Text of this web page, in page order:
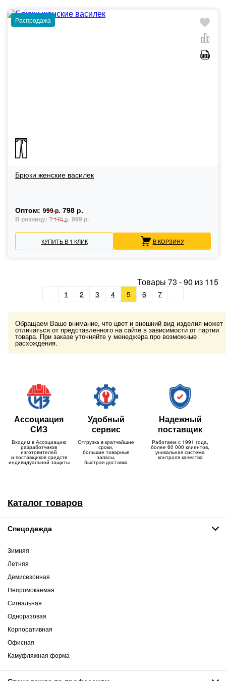
Распродажа
Брюки женские василек
Оптом: 999 р. 798 р.
В розницу: 1 170 р. 999 р.
КУПИТЬ В 1 КЛИК В КОРЗИНУ
Товары 73 -90 из 115
1 2 3 4 5 6 7
Обращаем Ваше внимание, что цвет и внешний вид изделия может
отличаться от представленного на сайте в зависимости от партии
товара. При заказе уточняйте у менеджера про возможные
расхождения.
Ассоциация
СИЗ
Входим в Ассоциацию
разработчиков
изготовителей
и поставщиков средств
индивидуальной защиты
Удобный
сервис
Отгрузка в кратчайшие
сроки,
большие товарные
запасы,
быстрая доставка
Надежный
поставщик
Работаем с 1991 года,
более 60 000 клиентов,
уникальная система
контроля качества
Каталог товаров
Спецодежда
Зимняя
Летняя
Демисезонная
Непромокаемая
Сигнальная
Одноразовая
Корпоративная
Офисная
Камуфляжная форма